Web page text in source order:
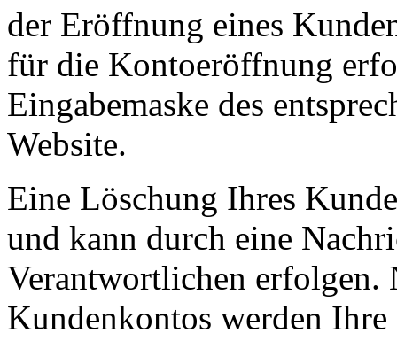
der Eröffnung eines
für die Kontoeröffnung
Eingabemaske des
Website.
Eine Löschung Ihres
und kann durch eine
Verantwortlichen erfolgen.
Kundenkontos werden